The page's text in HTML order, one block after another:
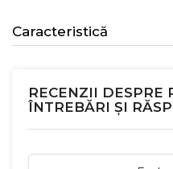
Caracteristică
RECENZII DESPRE
ÎNTREBĂRI ȘI